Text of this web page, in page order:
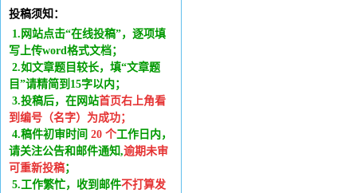
投稿须知：
1.网站点击“在线投稿”，逐项填
写上传word格式文档；
2.如文章题目较长，填“文章题
目”请精简到15字以内；
3.投稿后，在网站首页右上角看
到编号（名字）为成功；
4.稿件初审时间 20 个工作日内 ，
请关注公告和邮件通知,逾期未审
可重新投稿；
5.工作繁忙，收到邮件不打算发